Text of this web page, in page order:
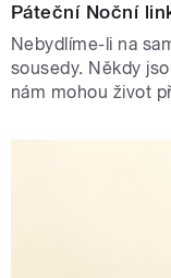
Páteční Noční
Nebydlíme-li na
sousedy. Někdy
nám mohou život